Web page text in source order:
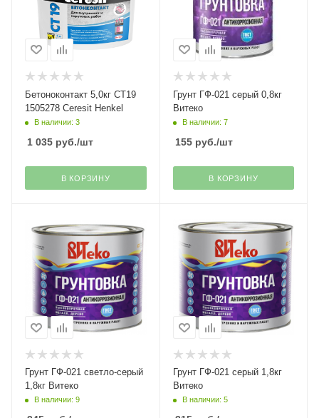
Бетоноконтакт 5,0кг СТ19
1505278 Ceresit Henkel
В наличии: 3
1 035 руб./шт
В КОРЗИНУ
Грунт ГФ-021 серый 0,8кг
Витеко
В наличии: 7
155руб./шт
В КОРЗИНУ
Грунт ГФ-021 светло-серый
1,8кг Витеко
В наличии: 9
Грунт ГФ-021 серый 1,8кг
Витеко
В наличии: 5